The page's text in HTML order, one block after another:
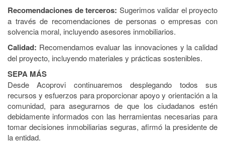
Recomendaciones de terceros: Sugerimos validar el proyecto
a través de recomendaciones de personas o empresas con
solvencia moral, incluyendo asesores inmobiliarios.
Calidad: Recomendamos evaluar las innovaciones y la calidad
del proyecto, incluyendo materiales y prácticas sostenibles.
SEPA MÁS
Desde Acoprovi continuaremos desplegando todos sus
recursos y esfuerzos para proporcionar apoyo y orientación a la
comunidad, para asegurarnos de que los ciudadanos estén
debidamente informados con las herramientas necesarias para
tomar decisiones inmobiliarias seguras, afirmó la presidente de
la entidad.